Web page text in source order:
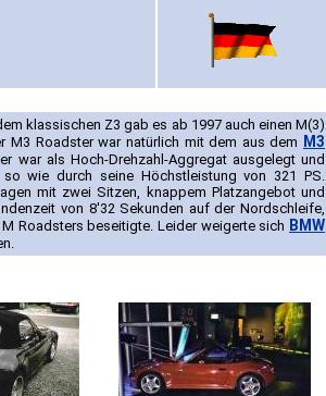
klassischen Z3 gab es ab 1997 auch einen M(3)
M3 Roadster war natürlich mit dem aus dem M3
war als Hoch-Drehzahl-Aggregat ausgelegt und
wie durch seine Höchstleistung von 321 PS.
mit zwei Sitzen, knappem Platzangebot und
von 8'32 Sekunden auf der Nordschleife,
Roadsters beseitigte. Leider weigerte sich BMW